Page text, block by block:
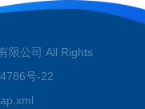
限公司 All Rights
号-22